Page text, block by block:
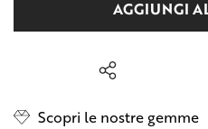
only
Scopri le nostre gemme